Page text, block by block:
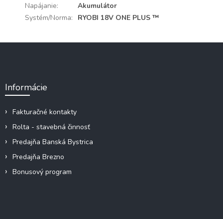
Napájanie:
Akumulátor
Systém/Norma: RYOBI 18V ONE PLUS ™
Informácie
Fakturačné kontakty
Rolta - stavebná činnosť
Predajňa Banská Bystrica
Predajňa Brezno
Bonusový program